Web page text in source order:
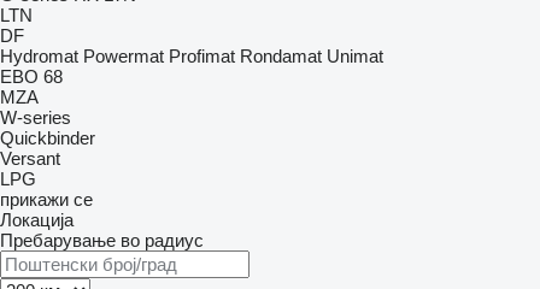
LTN
DF
Hydromat Powermat Profimat Rondamat Unimat
EBO 68
MZA
W-series
Quickbinder
Versant
LPG
прикажи се
Локација
Пребарување во радиус